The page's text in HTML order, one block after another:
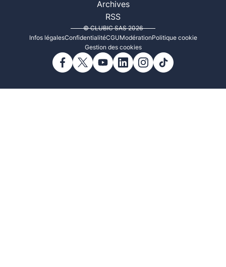
Archives
RSS
© CLUBIC SAS 2026
Infos légalesConfidentialitéCGUModérationPolitique cookie
Gestion des cookies